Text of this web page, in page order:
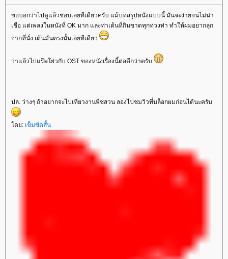
ขอบอกว่าไปดูแล้วชอบเลยทีเดียวครับ แม้บทสรุปหนังแบบนี้ มันจะง่ายจนไม่น่า
เชื่อ แต่เพลงในหนังที่ OK มาก และท่าเต้นที่กินขาดทุกท่วงท่า ทำให้ผมอยากลุก
จากที่นั่ง เต้นมันตรงนั้นเลยทีเดียว
ว่าแล้วไปแร๊พโย่วกับ OST ของหนังเรื่องนี้ต่อดีกว่าครับ
ปล. ว่างๆ ถ้าอยากจะไปเที่ยวงานพืชสวน ลองไปชมวิวที่บล็อกผมก่อนได้นะครับ
ดย: เข็มขัดสั้น